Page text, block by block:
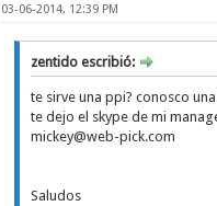
03-06-2014, 12:39 PM
zentido escribió:
te sirve una ppi? conosco
te dejo el skype de mi
mickey@web-pick.com
Saludos